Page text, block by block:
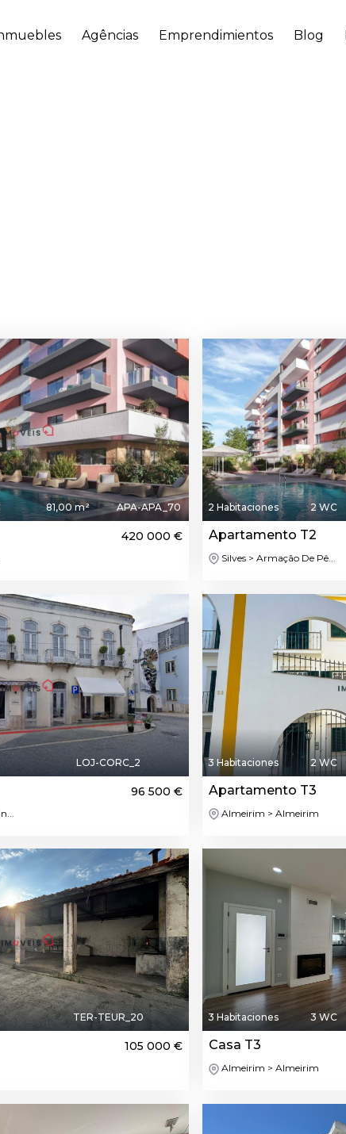
Agências Emprendimientos Blog
81,00 m² APA-APA_70
420 000 €
2 Habitaciones 2 WC
Apartamento T2
Silves > Armação De Pê...
LOJ-CORC_2
96 500 €
3 Habitaciones 2 WC
Apartamento T3
Almeirim > Almeirim
TER-TEUR_20
105 000 €
3 Habitaciones 3 WC
Casa T3
Almeirim > Almeirim